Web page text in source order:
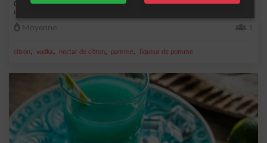
Cocktail rafraîchissant et fruité à base de vodka, liqueur de pomme et nectar de
citron...
Moyenne 1
citron, vodka, nectar de citron, pomme, liqueur de pomme